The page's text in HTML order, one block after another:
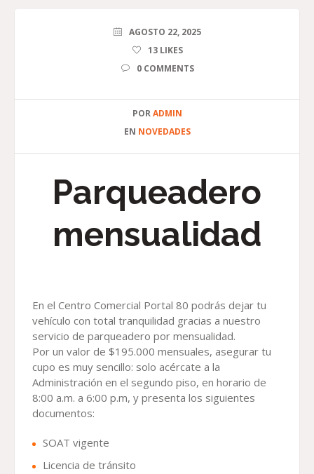
AGOSTO 22, 2025
13LIKES
0 COMMENTS
PORADMIN
EN NOVEDADES
Parqueadero
mensualidad
En el Centro Comercial Portal 80 podrás dejar tu
vehículo con total tranquilidad gracias a nuestro
servicio de parqueadero por mensualidad.
Por un valor de $195.000 mensuales, asegurar tu
cupo es muy sencillo: solo acércate a la
Administración en el segundo piso, en horario de
8:00 a.m. a 6:00 p.m, y presenta los siguientes
documentos:
SOAT vigente
Licencia de tránsito